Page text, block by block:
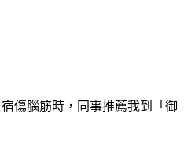
傷腦筋時，同事推薦我到「御